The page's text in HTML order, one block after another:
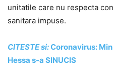
unitatile care nu respecta
sanitara impuse.
CITESTE si:Coronavirus:
Hessa s-a SINUCIS